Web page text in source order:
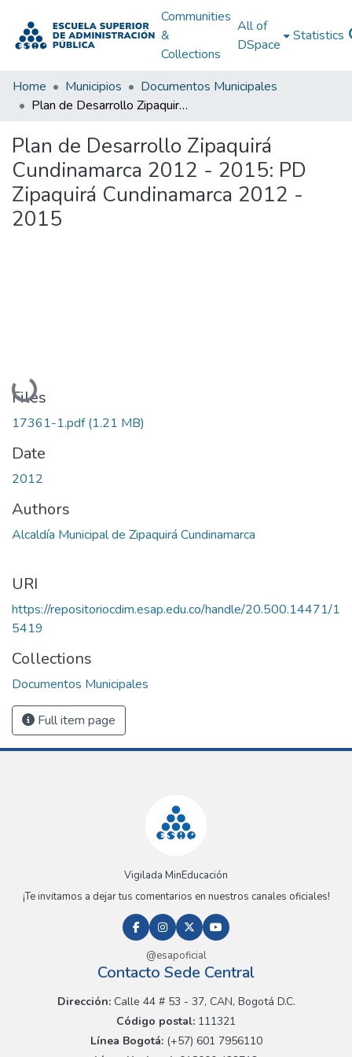
Communities
&
Collections
All of
DSpace
Statistics
Home Municipios
Documentos Municipales
Plan de Desarrollo Zipaquirá Cundinamarca 2012 - 2015: PD Zipaquirá Cundinamarca 2012 - 2015
Plan de Desarrollo Zipaquirá
Cundinamarca 2012 - 2015: PD
Zipaquirá Cundinamarca 2012 -
2015
Loading...
Files
17361-1.pdf(1.21 MB)
Date
2012
Authors
Alcaldía Municipal de Zipaquirá Cundinamarca
URI
https://repositoriocdim.esap.edu.co/handle/20.500.14471/1
5419
Collections
Documentos Municipales
Full item page
Vigilada MinEducación
¡Te invitamos a dejar tus comentarios en nuestros canales oficiales!
@esapoficial
Contacto Sede Central
Dirección:Calle 44 # 53 - 37, CAN, Bogotá D.C.
Código postal: 111321
Línea Bogotá:(+57) 601 7956110